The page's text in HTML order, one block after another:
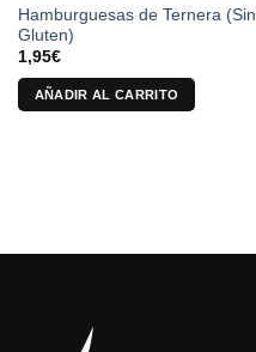
Hamburguesas de Ternera (Sin
Gluten)
1,95€
AÑADIR AL CARRITO